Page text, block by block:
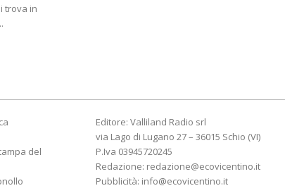
trova in
del
Editore: Valliland Radio srl
via Lago di Lugano 27 – 36015 Schio (VI)
P.Iva 03945720245
Redazione: redazione@ecovicentino.it
Pubblicità: info@ecovicentino.it